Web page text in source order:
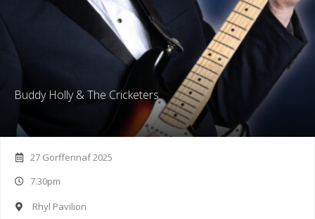
Buddy Holly & The Cricketers
27 Gorffennaf 2025
7.30pm
Rhyl Pavilion